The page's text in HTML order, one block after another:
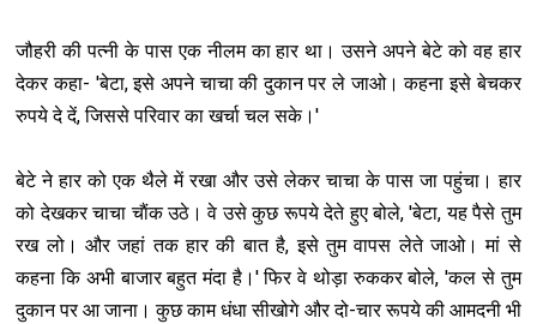
जौहरी की पत्नी के पास एक नीलम का हार था। उसने अपने बेटे को वह हार
देकर कहा- 'बेटा, इसे अपने चाचा की दुकान पर ले जाओ। कहना इसे बेचकर
रुपये दे दें, जिससे परिवार का खर्चा चल सके।'
बेटे ने हार को एक थैले में रखा और उसे लेकर चाचा के पास जा पहुंचा। हार
को देखकर चाचा चाैंक उठे। वे उसे कुछ रूपये देते हुए बोले, 'बेटा, यह पैसे तुम
रख लो। और जहां तक हार की बात है, इसे तुम वापस लेते जाओ। मां से
कहना कि अभी बाजार बहुत मंदा है।' फिर वे थोड़ा रुककर बोले, 'कल से तुम
दुकान पर आ जाना। कुछ काम धंधा सीखोगे और दो-चार रूपये की आमदनी भी